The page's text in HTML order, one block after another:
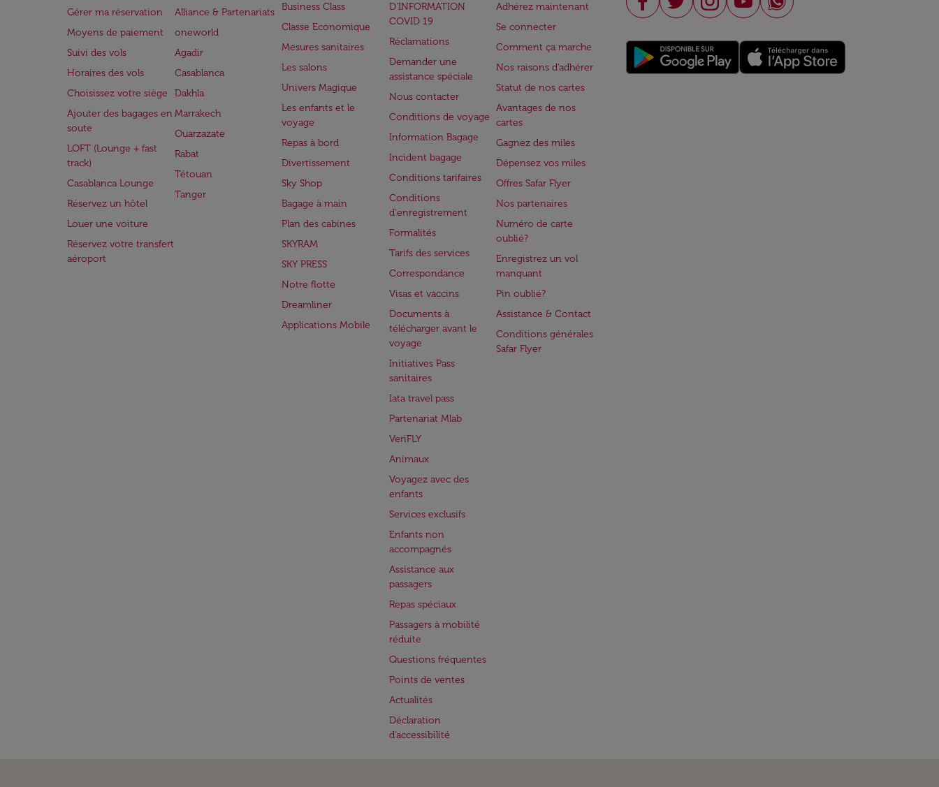
Gérer ma réservation
Moyens de paiement
Suivi des vols
Horaires des vols
Choisissez votre siège
Ajouter des bagages en
soute
LOFT (Lounge + fast
track)
Casablanca Lounge
Réservez un hôtel
Louer une voiture
Réservez votre transfert
aéroport
Alliance & Partenariats
oneworld
Agadir
Casablanca
Dakhla
Marrakech
Ouarzazate
Rabat
Tétouan
Tanger
Business Class
Classe Economique
Mesures sanitaires
Les salons
Univers Magique
Les enfants et le
voyage
Repas à bord
Divertissement
Sky Shop
Bagage à main
Plan des cabines
SKYRAM
SKY PRESS
Notre flotte
Dreamliner
Applications Mobile
D’INFORMATION
COVID 19
Réclamations
Demander une
assistance spéciale
Nous contacter
Conditions de voyage
Information Bagage
Incident bagage
Conditions tarifaires
Conditions
d'enregistrement
Formalités
Tarifs des services
Correspondance
Visas et vaccins
Documents à
télécharger avant le
voyage
Initiatives Pass
sanitaires
Iata travel pass
Partenariat Mlab
VeriFLY
Animaux
Voyagez avec des
enfants
Services exclusifs
Enfants non
accompagnés
Assistance aux
passagers
Repas spéciaux
Passagers à mobilité
réduite
Questions fréquentes
Points de ventes
Actualités
Déclaration
d’accessibilité
Adhérez maintenant
Se connecter
Comment ça marche
Nos raisons d'adhérer
Statut de nos cartes
Avantages de nos
cartes
Gagnez des miles
Dépensez vos miles
Offres Safar Flyer
Nos partenaires
Numéro de carte
oublié?
Enregistrez un vol
manquant
Pin oublié?
Assistance & Contact
Conditions générales
Safar Flyer